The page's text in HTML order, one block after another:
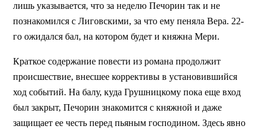
лишь указывается, что за неделю Печорин так и не
познакомился с Лиговскими, за что ему пеняла Вера. 22-
го ожидался бал, на котором будет и княжна Мери.
Краткое содержание повести из романа продолжит
происшествие, внесшее коррективы в установившийся
ход событий. На балу, куда Грушницкому пока еще вход
был закрыт, Печорин знакомится с княжной и даже
защищает ее честь перед пьяным господином. Здесь явно